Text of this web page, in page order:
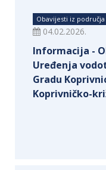
Obavijesti iz
04.02.2026.
Informacija -
Uređenja
Gradu
Koprivničko-